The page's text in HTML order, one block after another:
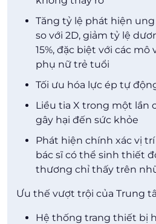
Tăng tỷ lệ phát hiện
so với 2D, giảm tỷ lệ
15%, đặc biệt với các mô
phụ nữ trẻ tuổi
Tối ưu hóa lực ép tự
Liều tia X trong một lần
gây hại đến sức khỏe
Phát hiện chính xác vị
bác sĩ có thể sinh thiết
thương chỉ thấy trên
Ưu thế vượt trội của Trung
Hệ thống trang thiết bị